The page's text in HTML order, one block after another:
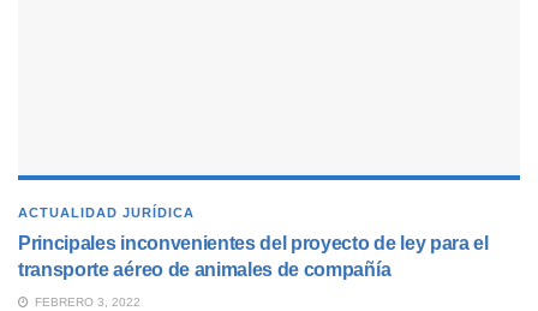
ACTUALIDAD JURÍDICA
Principales inconvenientes del proyecto de ley para el
transporte aéreo de animales de compañía
FEBRERO 3, 2022